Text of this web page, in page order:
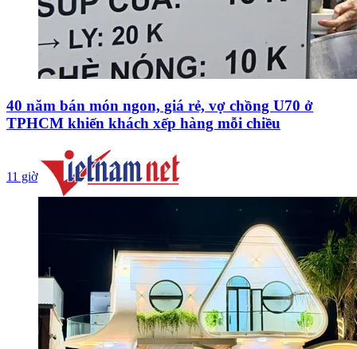
40 năm bán món ngon, giá rẻ, vợ chồng U70 ở
TPHCM khiến khách xếp hàng mỗi chiều
11 giờ